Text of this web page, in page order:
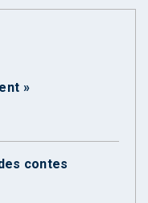
»
contes